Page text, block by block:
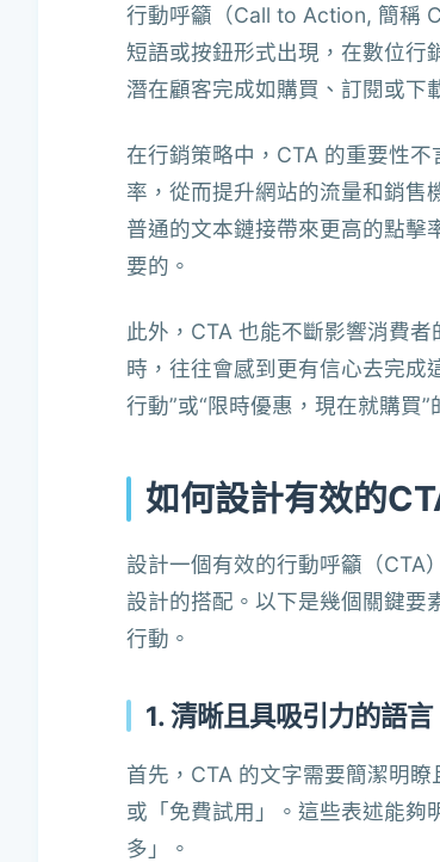
行動呼籲（Call to Action, 簡稱
短語或按鈕形式出現，在數位行
潛在顧客完成如購買、訂閱或下
在行銷策略中，CTA 的重要性
率，從而提升網站的流量和銷售
普通的文本鏈接帶來更高的點擊
要的。
此外，CTA 也能不斷影響消費
時，往往會感到更有信心去完成
行動”或“限時優惠，現在就購買
如何設計有效的
設計一個有效的行動呼籲（CTA
設計的搭配。以下是幾個關鍵要
行動。
1. 清晰且具吸引力的語言
首先，CTA 的文字需要簡潔明
或「免費試用」。這些表述能夠
多」。